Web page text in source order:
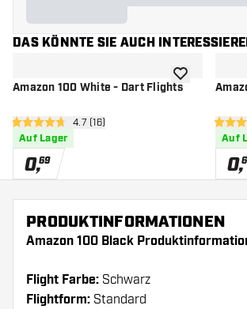
DAS KÖNNTE SIE AUCH
Amazon 100 White - Dart Flights
Bewertungsbereich öffnen
4.7 Bewertungssterne
4.7 (16)
Auf Lager
0,69
Zur
4
Auf
0,
PRODUKTINFORMATIONEN
Amazon 100 Black
Flight Farbe: Schwarz
Flightform: Standard